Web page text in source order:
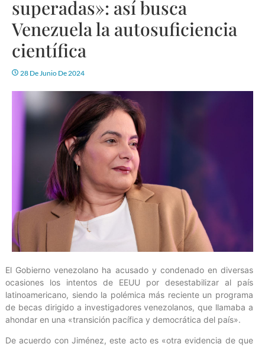
superadas»: así busca
Venezuela la autosuficiencia
científica
28 De Junio De 2024
El Gobierno venezolano ha acusado y condenado en diversas
ocasiones los intentos de EEUU por desestabilizar al país
latinoamericano, siendo la polémica más reciente un programa
de becas dirigido a investigadores venezolanos, que llamaba a
ahondar en una «transición pacífica y democrática del país».
De acuerdo con Jiménez, este acto es «otra evidencia de que